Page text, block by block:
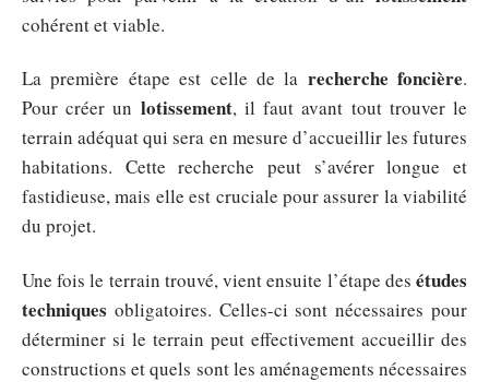
cohérent et viable.
La première étape est celle de la recherche foncière.
Pour créer un lotissement, il faut avant tout trouver le
terrain adéquat qui sera en mesure d’accueillir les futures
habitations. Cette recherche peut s’avérer longue et
fastidieuse, mais elle est cruciale pour assurer la viabilité
du projet.
Une fois le terrain trouvé, vient ensuite l’étape des études
techniques obligatoires. Celles-ci sont nécessaires pour
déterminer si le terrain peut effectivement accueillir des
constructions et quels sont les aménagements nécessaires